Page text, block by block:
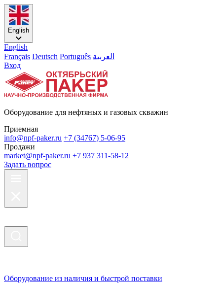
English
English
Français Deutsch Português العربية
Вход
Оборудование для нефтяных и газовых скважин
Приемная
info@npf-paker.ru +7 (34767) 5-06-95
Продажи
market@npf-paker.ru +7 937 311-58-12
Задать вопрос
Оборудование из наличия и быстрой поставки